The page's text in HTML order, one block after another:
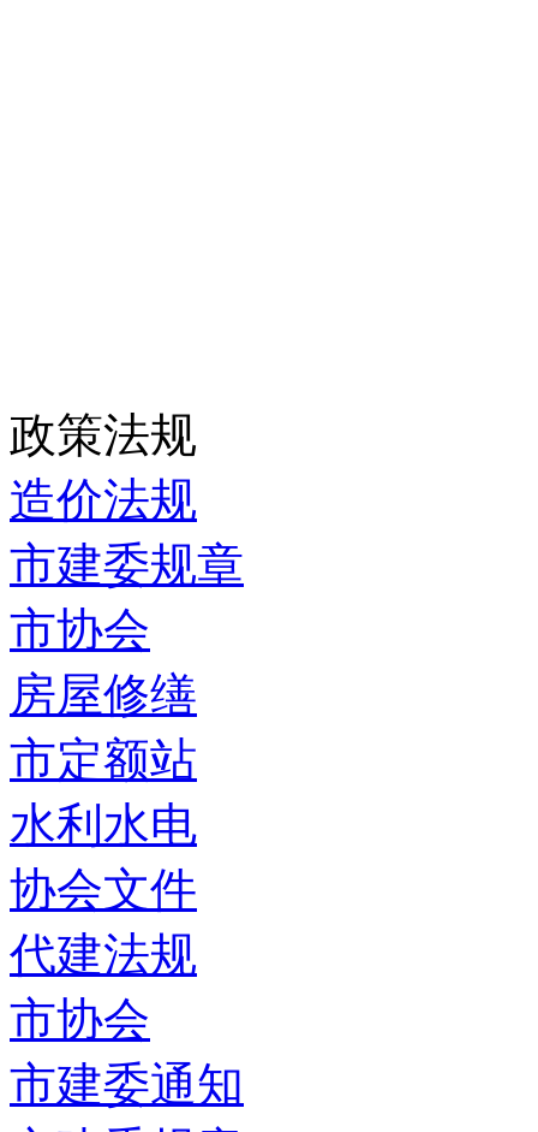
政策法规
造价法规
市建委规章
市协会
房屋修缮
市定额站
水利水电
协会文件
代建法规
市协会
市建委通知